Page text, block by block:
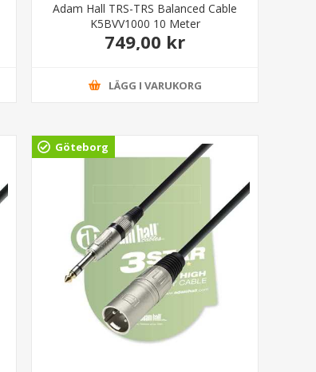
Adam Hall TRS-TRS Balanced Cable
K5BVV1000 10 Meter
749,00 kr
LÄGG I VARUKORG
Göteborg